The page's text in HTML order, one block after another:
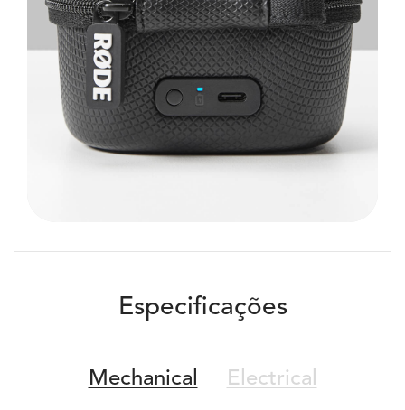
Especificações
Mechanical Electrical